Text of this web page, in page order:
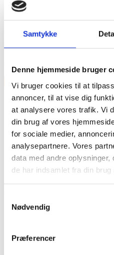
Samtykke
Denne hjemmeside bruger
Vi bruger cookies til at
annoncer, til at vise dig
at analysere vores trafik. Vi
din brug af vores
for sociale medier,
analysepartnere. Vores
data med andre
de har indsamlet fra din brug
Nødvendig
Præferencer
Tammerne kan stemmes dybt med
Model: SE-06-D57X-CL
Features
×